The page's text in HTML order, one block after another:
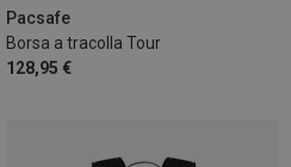
Pacsafe
Borsa a tracolla Tour
128,95 €